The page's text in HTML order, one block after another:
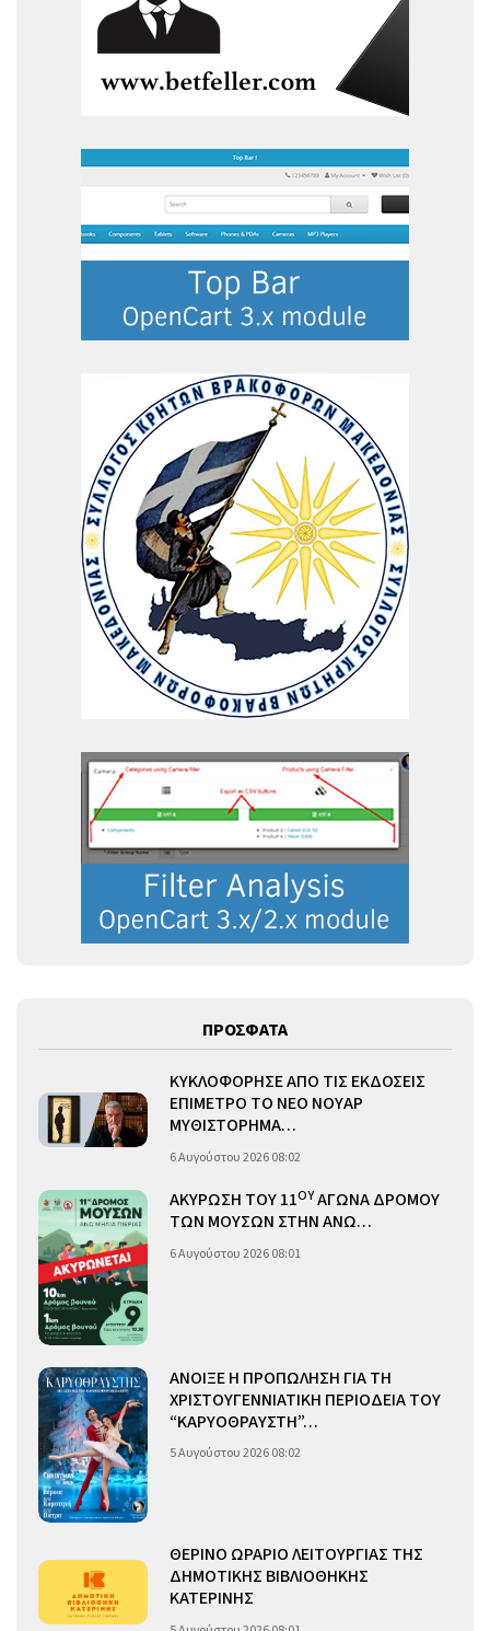
ΠΡΟΣΦΑΤΑ
ΚΥΚΛΟΦΟΡΗΣΕ ΑΠΟ ΤΙΣ ΕΚΔΟΣΕΙΣ
ΕΠΙΜΕΤΡΟ ΤΟ ΝΕΟ ΝΟΥΑΡ
ΜΥΘΙΣΤΟΡΗΜΑ…
6 Αυγούστου 2026 08:02
ΑΚΥΡΩΣΗ ΤΟΥ 11ΟΥΑΓΩΝΑ ΔΡΟΜΟΥ
ΤΩΝ ΜΟΥΣΩΝ ΣΤΗΝ ΑΝΩ…
6 Αυγούστου 2026 08:01
ΑΝΟΙΞΕ Η ΠΡΟΠΩΛΗΣΗ ΓΙΑ ΤΗ
ΧΡΙΣΤΟΥΓΕΝΝΙΑΤΙΚΗ ΠΕΡΙΟΔΕΙΑ ΤΟΥ
“ΚΑΡΥΟΘΡΑΥΣΤΗ”…
5 Αυγούστου 2026 08:02
ΘΕΡΙΝΟ ΩΡΑΡΙΟ ΛΕΙΤΟΥΡΓΙΑΣ ΤΗΣ
ΔΗΜΟΤΙΚΗΣ ΒΙΒΛΙΟΘΗΚΗΣ
ΚΑΤΕΡΙΝΗΣ